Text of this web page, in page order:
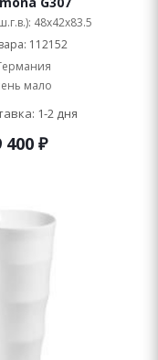
48x42x83.5
112152
мало
1-2 дня
400₽